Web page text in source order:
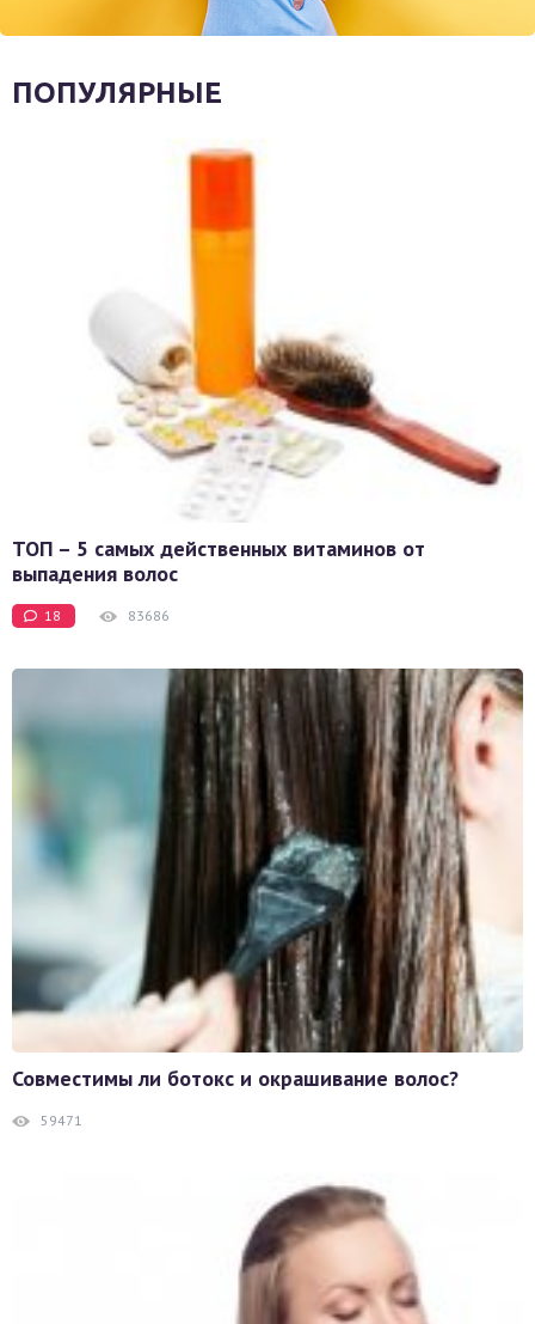
ПОПУЛЯРНЫЕ
ТОП – 5 самых действенных витаминов от
выпадения волос
18 83686
Совместимы ли ботокс и окрашивание волос?
59471